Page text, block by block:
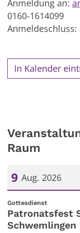
Anmeldung an:
0160-1614099
Anmeldeschluss:
In Kalender
Raum
9 Aug. 2026
Datum: 9. August
Gottesdienst:
Patronatsfest
Schwemlingen